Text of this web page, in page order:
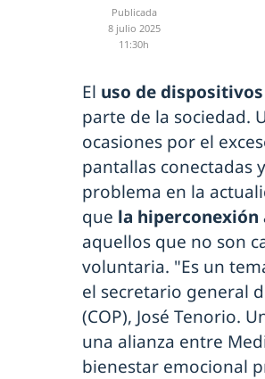
Publicada
8 julio 2025
11:30h
El uso de
parte de la sociedad.
ocasiones por el
pantallas conectadas
problema en la
que la
aquellos que no son
voluntaria. "Es un
el secretario general
(COP), José Tenorio.
una alianza entre
bienestar emocional